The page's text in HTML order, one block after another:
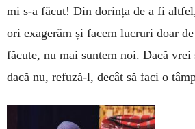
mi s-a făcut! Din dorința de a fi
ori exagerăm și facem lucruri doar
făcute, nu mai suntem noi. Dacă
dacă nu, refuză-l, decât să faci o